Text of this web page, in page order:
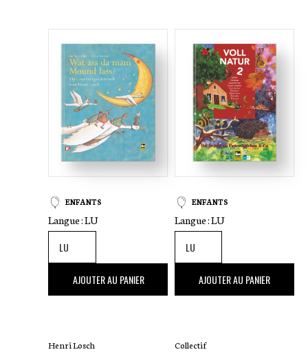
ENFANTS
Langue :LU
,00 €AJOUTER AU PANIER
Henri Losch
ENFANTS
Langue :LU
,00 €AJOUTER AU PANIER
Collectif